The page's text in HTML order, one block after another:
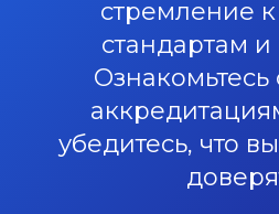
стремление
стандартам и
убедитесь, что